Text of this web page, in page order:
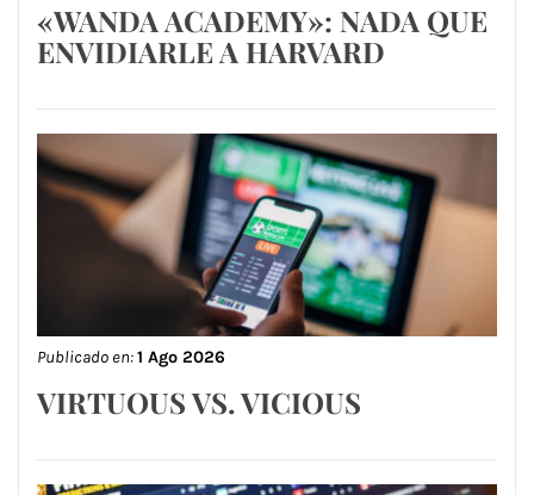
«WANDA ACADEMY»: NADA QUE
ENVIDIARLE A HARVARD
Publicado en:1 Ago 2026
VIRTUOUS VS. VICIOUS